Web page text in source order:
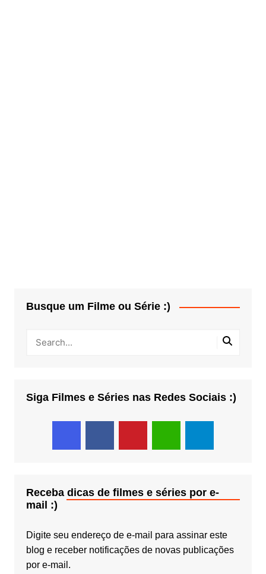
Busque um Filme ou Série :)
Siga Filmes e Séries nas Redes Sociais :)
Receba dicas de filmes e séries por e-
mail :)
Digite seu endereço de e-mail para assinar este
blog e receber notificações de novas publicações
por e-mail.